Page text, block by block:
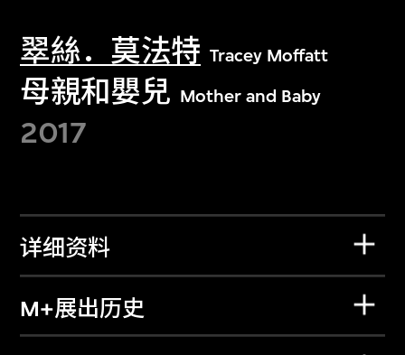
翠絲．莫法特 Tracey Moffatt
母親和嬰兒 Mother and Baby
2017
详细资料
M+展出历史